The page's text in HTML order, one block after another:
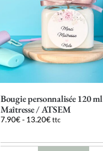
Bougie personnalisée 120 ml
Maîtresse / ATSEM
7.90€- 13.20€ ttc